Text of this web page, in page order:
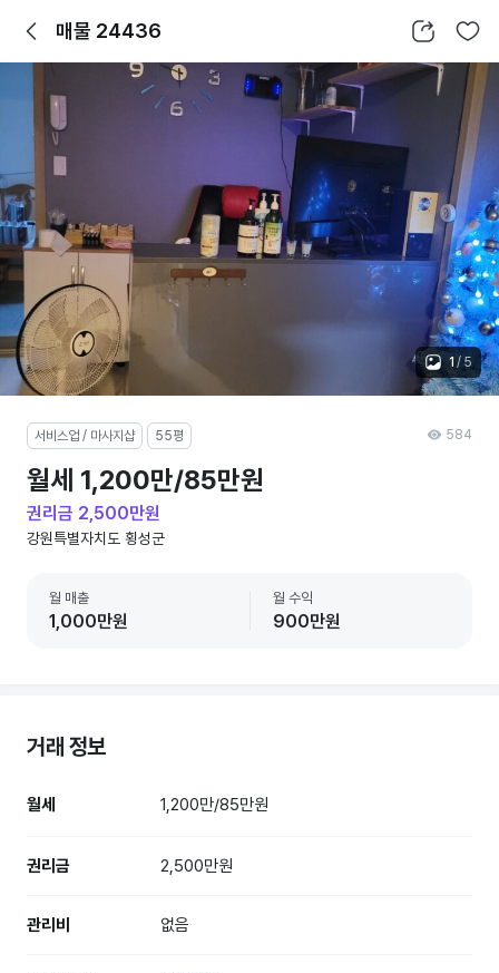
뒤로가기매물 24436 공유하기 찜하기
1 / 5
서비스업 / 마사지샵 55평
월세 1,200만/85만원
권리금 2,500만원
강원특별자치도 횡성군
월 매출
1,000만원
월 수익
900만원
584
거래 정보
월세 1,200만/85만원
권리금 2,500만원
관리비 없음